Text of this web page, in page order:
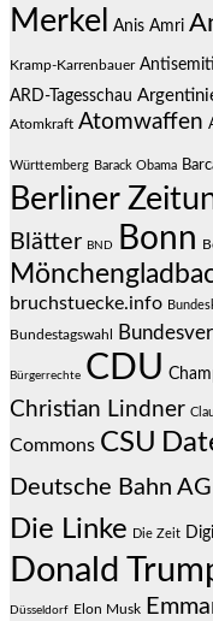
Merkel Anis Amri
Kramp-Karrenbauer
ARD-Tagesschau
Atomkraft Atomwaffen
Württemberg Barack Obama
Berliner
Blätter BND Bonn
bruchstuecke.info
Bundestagswahl
Bürgerrechte CDU
Christian Lindner
Commons CSU
Deutsche Bahn AG
Die Linke Die Zeit
Donald
Düsseldorf Elon Musk